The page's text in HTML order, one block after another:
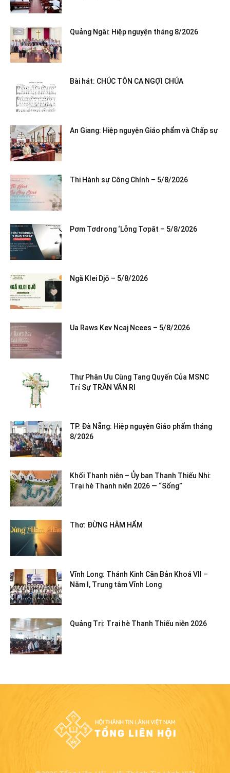
Quảng Ngãi: Hiệp nguyện tháng 8/2026
Bài hát: CHÚC TÔN CA NGỢI CHÚA
An Giang: Hiệp nguyện Giáo phẩm và Chấp sự
Thi Hành sự Công Chính – 5/8/2026
Pơm Tơdrong ‘Lơ̆ng Tơpăt – 5/8/2026
Ngă Klei Djŏ – 5/8/2026
Ua Raws Kev Ncaj Ncees – 5/8/2026
Thư Phân Ưu Cùng Tang Quyến Của MSNC
Trí Sự TRẦN VĂN RI
TP. Đà Nẵng: Hiệp nguyện Giáo phẩm tháng
8/2026
Khối Thanh niên – Ủy ban Thanh Thiếu Nhi:
Trại hè Thanh niên 2026 — “Sống”
Thơ: ĐỪNG HÂM HẨM
Vĩnh Long: Thánh Kinh Căn Bản Khoá VII –
Năm I, Trung tâm Vĩnh Long
Quảng Trị: Trại hè Thanh Thiếu niên 2026